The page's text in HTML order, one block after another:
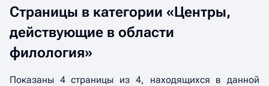
Страницы в категории «Центры,
действующие в области
филология»
Показаны 4 страницы из 4, находящихся в данной